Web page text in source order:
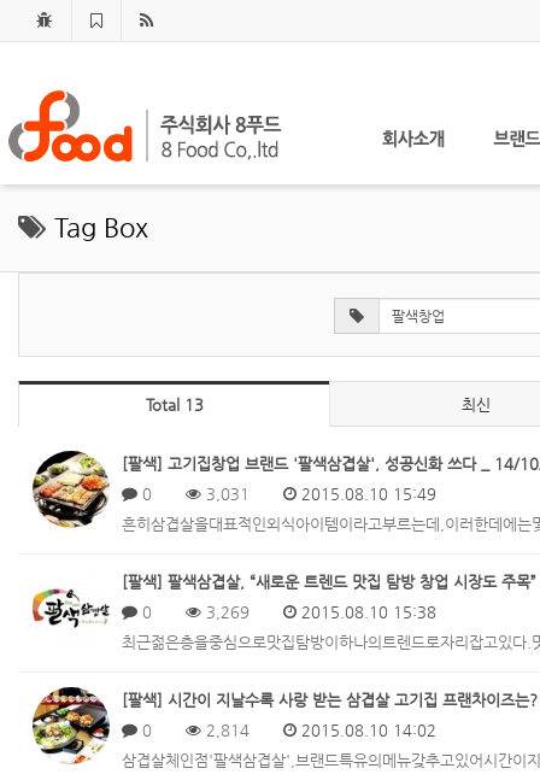
Tag Box
Total 13 최신
[팔색] 고기집창업 브랜드 '팔색삼겹살', 성공신화 쓰다 _ 14/
0
3,031
2015.08.10 15:49
흔히삼겹살을대표적인외식아이템이라고부르는데,이러한데에
[팔색] 팔색삼겹살, “새로운 트렌드 맛집 탐방 창업 시장도 주
0
3,269
2015.08.10 15:38
최근젊은층을중심으로맛집탐방이하나의트렌드로자리잡고있
[팔색] 시간이 지날수록 사랑 받는 삼겹살 고기집 프랜차이즈
0
2,814
2015.08.10 14:02
삼겹살체인점'팔색삼겹살',브랜드특유의메뉴갖추고있어시간